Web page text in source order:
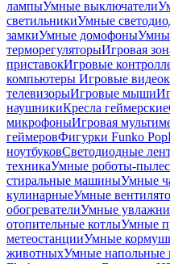
лампыУмные выключатели
светильникиУмные
замкиУмные домофоны
терморегуляторыИгровая
приставокИгровые
компьютеры Игровые
телевизорыИгровые мыши
наушникиКресла геймерские
микрофоныИгровая
геймеровФигурки Funko Pop
ноутбуковСветодиодные
техникаУмные роботы-
стиральные машиныУмные
кулинарныеУмные
обогревателиУмные
отопительные котлыУмные
метеостанцииУмные
животныхУмные напольные